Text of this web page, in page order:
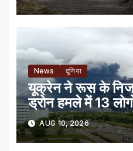
News दुनिया
यूक्रेन ने रूस के
ड्रोन हमले में 13
AUG 10, 2026